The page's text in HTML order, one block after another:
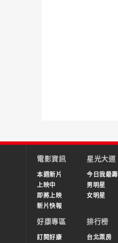
電影資訊
本週新片
上映中
即將上映
新片快報
星光大道
今日我最壽
男明星
女明星
好康專區
訂閱好康
排行榜
台北票房